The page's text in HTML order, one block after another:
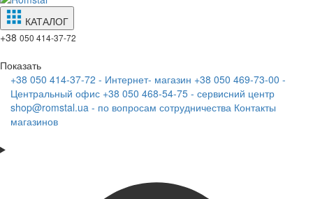
КАТАЛОГ
+38 050 414-37-72
Показать
+38 050 414-37-72 - Интернет- магазин +38 050 469-73-00 -
Центральный офис +38 050 468-54-75 - сервисний центр
shop@romstal.ua - по вопросам сотрудничества Контакты
магазинов